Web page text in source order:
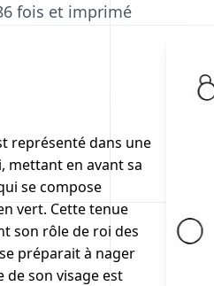
fois et imprimé
représenté dans une
mettant en avant sa
se compose
vert. Cette tenue
son rôle de roi des
préparait à nager
son visage est